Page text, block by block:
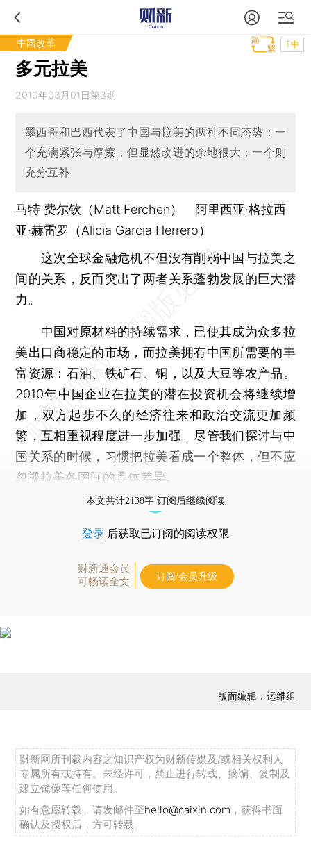
中国改革 T中
多元拉美
2010年03月01日第3期
墨西哥和巴西代表了中国与拉美的两种不同态势：一
个充满紧张与摩擦，但显然改进的余地很大；一个则
充分互补
马特·费尔钦（Matt Ferchen） 阿里西亚·格拉西
亚·赫雷罗（Alicia Garcia Herrero）
这次全球金融危机不但没有削弱中国与拉美之
间的关系，反而突出了两者关系蓬勃发展的巨大潜
力。
中国对原材料的持续需求，已使其成为众多拉
美出口商稳定的市场，而拉美拥有中国所需要的丰
富资源：石油、铁矿石、铜，以及大豆等农产品。
2010年中国企业在拉美的潜在投资机会将继续增
加，双方起步不久的经济往来和政治交流更加频
繁，互相重视程度进一步加强。尽管我们探讨与中
国关系的时候，习惯把拉美看成一个整体，但不应
忽视拉美各国间的具体差异。
本文共计2138字 订阅后继续阅读
登录 后获取已订阅的阅读权限
财新通会员
可畅读全文
订阅/会员升级
版面编辑：运维组
财新网所刊载内容之知识产权为财新传媒及/或相关权利人
专属所有或持有。未经许可，禁止进行转载、摘编、复制及
建立镜像等任何使用。
如有意愿转载，请发邮件至hello@caixin.com ，获得书面
确认及授权后，方可转载。